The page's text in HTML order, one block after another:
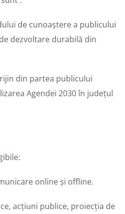
de cunoaștere a publicului
dezvoltare durabilă din
din partea publicului
Agendei 2030 în județul
online și offline.
publice, proiecția de